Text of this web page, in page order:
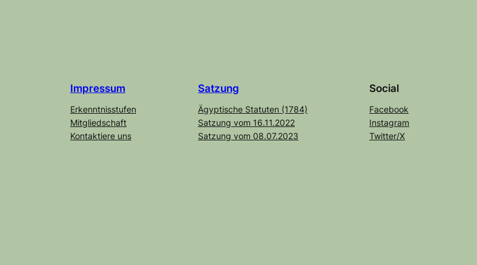
Impressum
Erkenntnisstufen
Mitgliedschaft
Kontaktiere uns
Satzung
Ägyptische Statuten (1784)
Satzung vom 16.11.2022
Satzung vom 08.07.2023
Social
Facebook
Instagram
Twitter/X